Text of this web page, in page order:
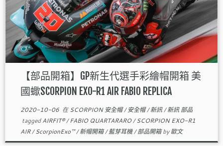
【部品開箱】GP新生代選手彩繪帽開箱 美
國蠍SCORPION EXO-R1 AIR FABIO REPLICA
2020-10-06在SCORPION 安全帽/安全帽/新訊/新訊 部品
taggedAIRFIT®/FABIO QUARTARARO/SCORPION EXO-R1
AIR/ScorpionExo™/新帽開箱/藍芽耳機/部品開箱by歐文